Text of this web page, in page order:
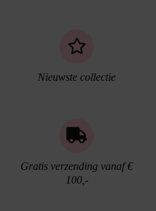
Nieuwste collectie
Gratis verzending vanaf €
100,-